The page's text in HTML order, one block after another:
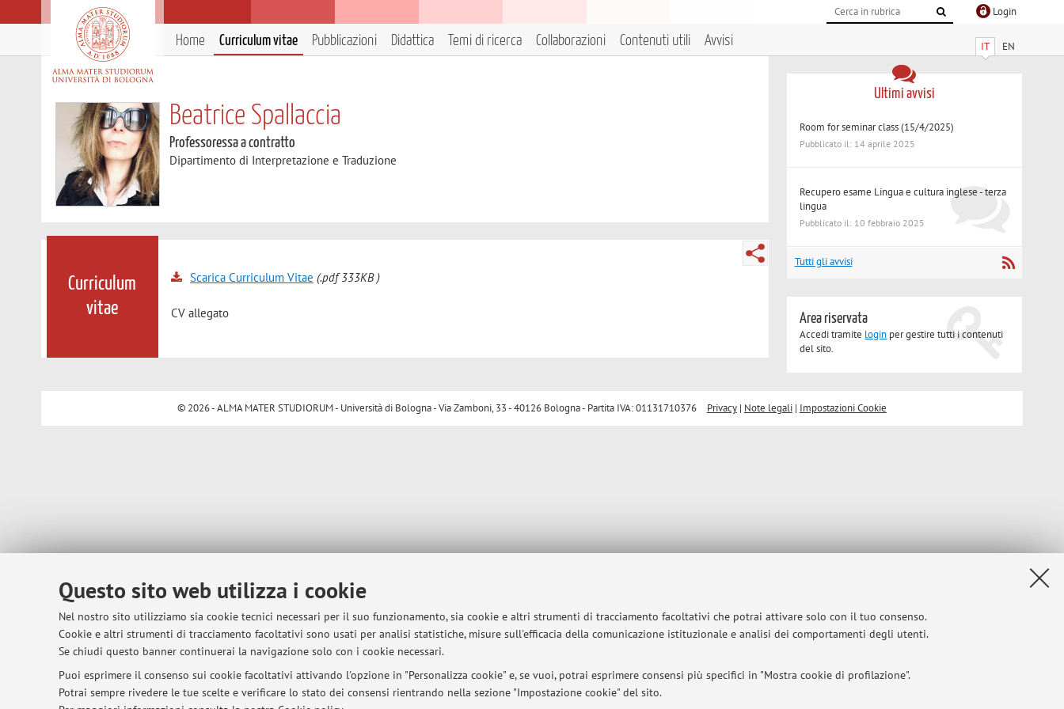
Questo sito web utilizza i cookie
Nel nostro sito utilizziamo sia cookie tecnici necessari per il suo funzionamento, sia cookie e altri strumenti di tracciamento facoltativi che potrai attivare solo con il tuo consenso.
Cookie e altri strumenti di tracciamento facoltativi sono usati per analisi statistiche, misure sull'efficacia della comunicazione istituzionale e analisi dei comportamenti degli utenti.
Se chiudi questo banner continuerai la navigazione solo con i cookie necessari.
Puoi esprimere il consenso sui cookie facoltativi attivando l'opzione in "Personalizza cookie" e, se vuoi, potrai esprimere consensi più specifici in "Mostra cookie di profilazione".
Potrai sempre rivedere le tue scelte e verificare lo stato dei consensi rientrando nella sezione "Impostazione cookie" del sito.
Login
IT EN
Home Curriculum vitae Pubblicazioni Didattica Temi di ricerca Collaborazioni Contenuti utili Avvisi
Beatrice Spallaccia
Professoressa a contratto
Dipartimento di Interpretazione e Traduzione
Curriculum
vitae
Scarica Curriculum Vitae (.pdf 333KB )
CV allegato
Ultimi avvisi
Room for seminar class (15/4/2025)
Pubblicato il: 14 aprile 2025
Recupero esame Lingua e cultura inglese - terza
lingua
Pubblicato il: 10 febbraio 2025
Tutti gli avvisi
Area riservata
Accedi tramite login per gestire tutti i contenuti
del sito.
© 2026 - ALMA MATER STUDIORUM - Università di Bologna - Via Zamboni, 33 - 40126 Bologna - Partita IVA: 01131710376 Privacy| Note legali| Impostazioni Cookie